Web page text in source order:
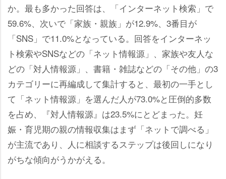
か。最も多かった回答は、「インターネット検索」で
59.6%、次いで「家族・親族」が12.9%、3番目が
「SNS」で11.0%となっている。回答をインターネッ
ト検索やSNSなどの「ネット情報源」、家族や友人な
どの「対人情報源」、書籍・雑誌などの「その他」の3
カテゴリーに再編成して集計すると、最初の一手とし
て「ネット情報源」を選んだ人が73.0%と圧倒的多数
を占め、『対人情報源』は23.5%にとどまった。妊
娠・育児期の親の情報収集はまず「ネットで調べる」
が主流であり、人に相談するステップは後回しになり
がちな傾向がうかがえる。